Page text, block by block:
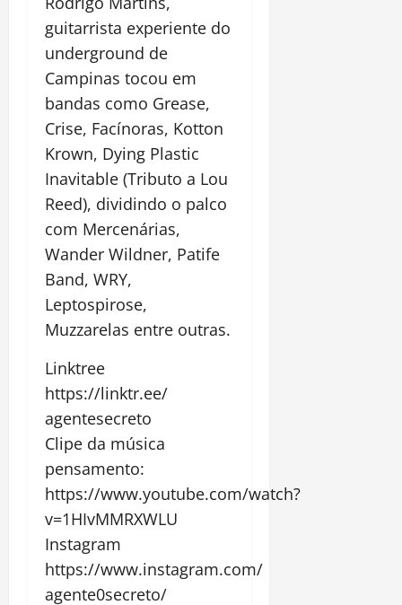
guitarrista experiente do
underground de
Campinas tocou em
bandas como Grease,
Crise, Facínoras, Kotton
Krown, Dying Plastic
Inavitable (Tributo a Lou
Reed), dividindo o palco
com Mercenárias,
Wander Wildner, Patife
Band, WRY,
Leptospirose,
Muzzarelas entre outras.
Linktree
https://linktr.ee/
agentesecreto
Clipe da música
pensamento:
https://www.youtube.com/watch?
v=1HIvMMRXWLU
Instagram
https://www.instagram.com/
agente0secreto/